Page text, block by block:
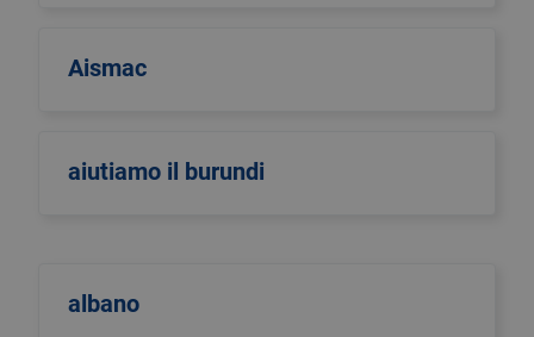
Aismac
aiutiamo il burundi
albano